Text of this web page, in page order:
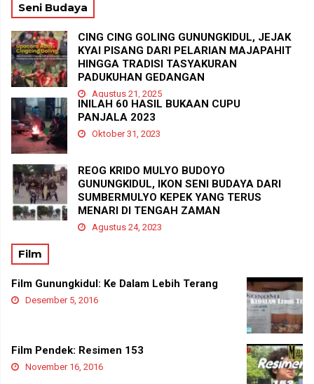
Seni Budaya
CING CING GOLING GUNUNGKIDUL, JEJAK
KYAI PISANG DARI PELARIAN MAJAPAHIT
HINGGA TRADISI TASYAKURAN
PADUKUHAN GEDANGAN
Agustus 21, 2025
INILAH 60 HASIL BUKAAN CUPU
PANJALA 2023
Oktober 31, 2023
REOG KRIDO MULYO BUDOYO
GUNUNGKIDUL, IKON SENI BUDAYA DARI
SUMBERMULYO KEPEK YANG TERUS
MENARI DI TENGAH ZAMAN
Agustus 24, 2023
Film
Film Gunungkidul: Ke Dalam Lebih Terang
Desember 5, 2016
Film Pendek: Resimen 153
November 16, 2016